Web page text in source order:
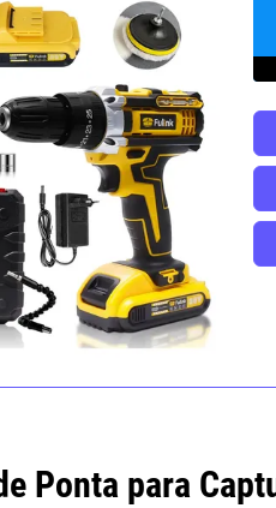
Ponta para